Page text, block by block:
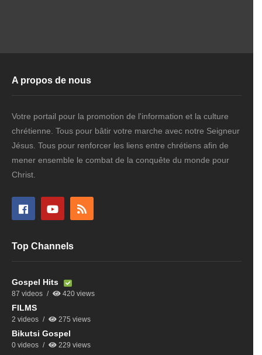
A propos de nous
Votre portail pour la promotion de l'information et la culture
chrétienne. Tous pour bâtir votre marche avec notre Seigneur
Jésus. Tous pour renforcer les liens entre chrétiens afin de
mener ensemble le combat de la conquête du monde pour
Christ.
Top Channels
Gospel Hits
87 videos 420 views
FILMS
2 videos 275 views
Bikutsi Gospel
0 videos 229 views